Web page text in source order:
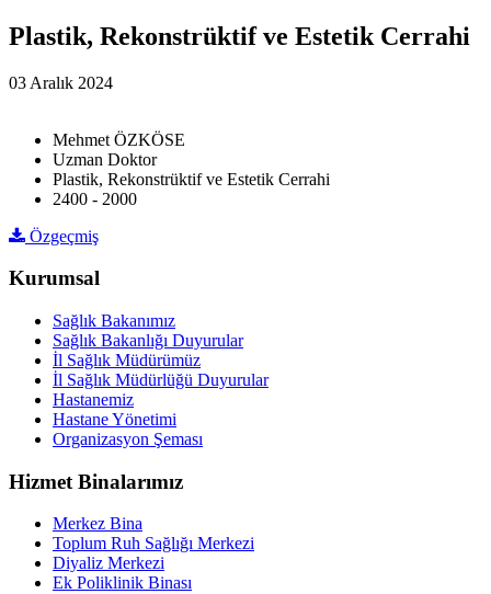
Plastik, Rekonstrüktif ve Estetik Cerrahi
03 Aralık 2024
Mehmet ÖZKÖSE
Uzman Doktor
Plastik, Rekonstrüktif ve Estetik Cerrahi
2400 - 2000
Özgeçmiş
Kurumsal
Sağlık Bakanımız
Sağlık Bakanlığı Duyurular
İl Sağlık Müdürümüz
İl Sağlık Müdürlüğü Duyurular
Hastanemiz
Hastane Yönetimi
Organizasyon Şeması
Hizmet Binalarımız
Merkez Bina
Toplum Ruh Sağlığı Merkezi
Diyaliz Merkezi
Ek Poliklinik Binası